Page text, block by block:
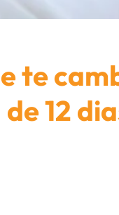
te
12